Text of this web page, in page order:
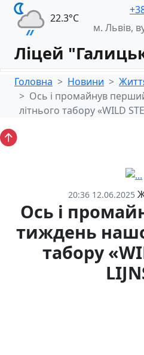
22.3°С
м. Львів,
Ліцей
Головна Новини
Ось і промайнув
літнього табору «WILD
20:36 12.06.2025
Ось і
тиждень
табору